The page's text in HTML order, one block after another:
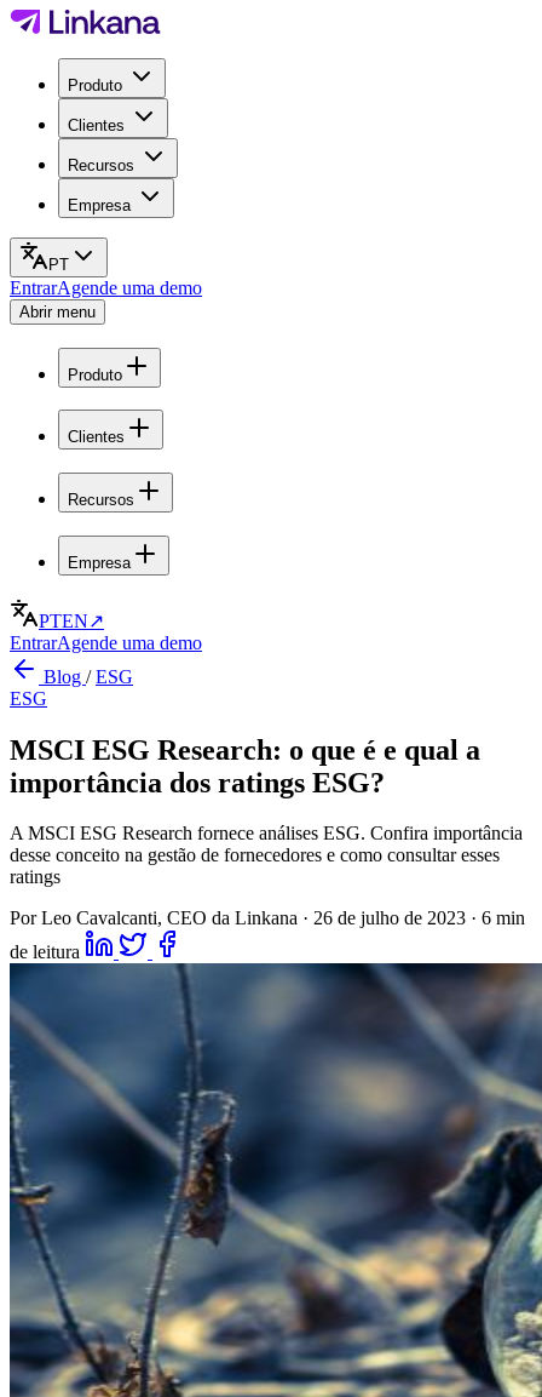
Produto
Clientes
Recursos
Empresa
PT
EntrarAgende uma demo
Abrir menu
Produto
Clientes
Recursos
Empresa
PTEN↗
EntrarAgende uma demo
Blog /ESG
ESG
MSCI ESG Research: o que é e qual a
importância dos ratings ESG?
A MSCI ESG Research fornece análises ESG. Confira importância
desse conceito na gestão de fornecedores e como consultar esses
ratings
Por Leo Cavalcanti, CEO da Linkana · 26 de julho de 2023 · 6 min
de leitura